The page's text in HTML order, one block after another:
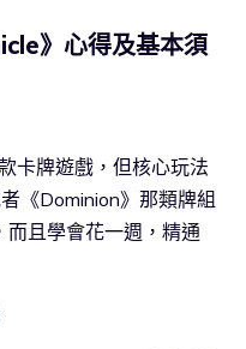
》心得及基本須
卡牌遊戲，但核心玩法
《Dominion》那類牌組
且學會花一週，精通